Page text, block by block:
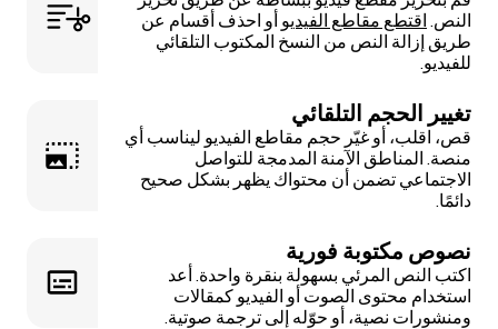
النص. اقتطع مقاطع الفيديو أو احذف أقسام عن
طريق إزالة النص من النسخ المكتوب التلقائي
للفيديو.
تغيير الحجم التلقائي
قص، اقلب، أو غيّر حجم مقاطع الفيديو ليناسب أي
منصة. المناطق الآمنة المدمجة للتواصل
الاجتماعي تضمن أن محتواك يظهر بشكل صحيح
دائمًا.
نصوص مكتوبة فورية
اكتب النص المرئي بسهولة بنقرة واحدة. أعد
استخدام محتوى الصوت أو الفيديو كمقالات
ومنشورات نصية، أو حوّله إلى ترجمة صوتية.